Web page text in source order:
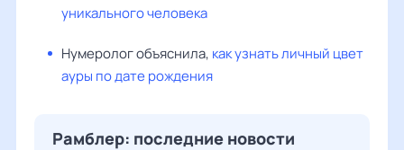
уникального человека
Нумеролог объяснила, как узнать личный цвет
ауры по дате рождения
Рамблер: последние новости